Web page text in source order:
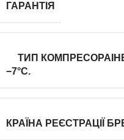
ГАРАНТІЯ
ТИП КОМПРЕСОРА
−7°C.
КРАЇНА РЕЄСТРАЦІЇ